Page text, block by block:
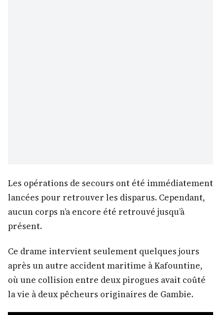
Les opérations de secours ont été immédiatement
lancées pour retrouver les disparus. Cependant,
aucun corps n’a encore été retrouvé jusqu’à
présent.
Ce drame intervient seulement quelques jours
après un autre accident maritime à Kafountine,
où une collision entre deux pirogues avait coûté
la vie à deux pêcheurs originaires de Gambie.